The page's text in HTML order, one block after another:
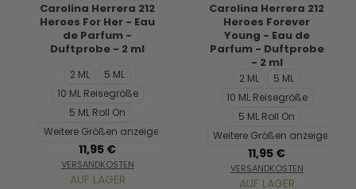
Carolina Herrera 212
Heroes For Her - Eau
de Parfum -
Duftprobe - 2 ml
2 ML
5 ML
10 ML Reisegröße
5 ML Roll On
Weitere Größen anzeigen...
11,95 €
VERSANDKOSTEN
AUF LAGER
Carolina Herrera 212
Heroes Forever
Young - Eau de
Parfum - Duftprobe
- 2 ml
2 ML
5 ML
10 ML Reisegröße
5 ML Roll On
Weitere Größen anzeigen...
11,95 €
VERSANDKOSTEN
AUF LAGER